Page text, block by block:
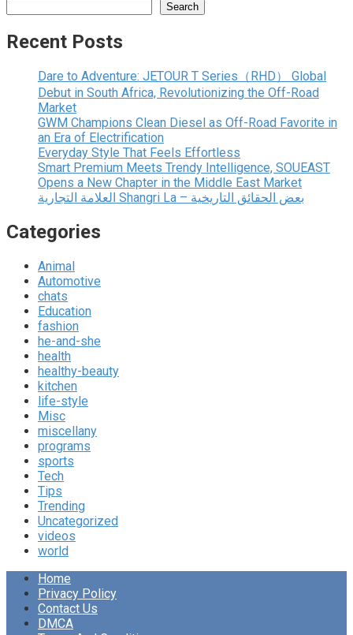
Search
Recent Posts
Dare to Adventure: JETOUR T Series（RHD） Global
Debut in South Africa, Revolutionizing the Off-Road
Market
GWM Champions Clean Diesel as Off-Road Favorite in
an Era of Electrification
Everyday Style That Feels Effortless
Smart Premium Meets Trendy Intelligence, SOUEAST
Opens a New Chapter in the Middle East Market
العلامة التجارية Shangri La – بعض الحقائق التاريخية
Categories
Animal
Automotive
chats
Education
fashion
he-and-she
health
healthy-beauty
kitchen
life-style
Misc
miscellany
programs
sports
Tech
Tips
Trending
Uncategorized
videos
world
Home
Privacy Policy
Contact Us
DMCA